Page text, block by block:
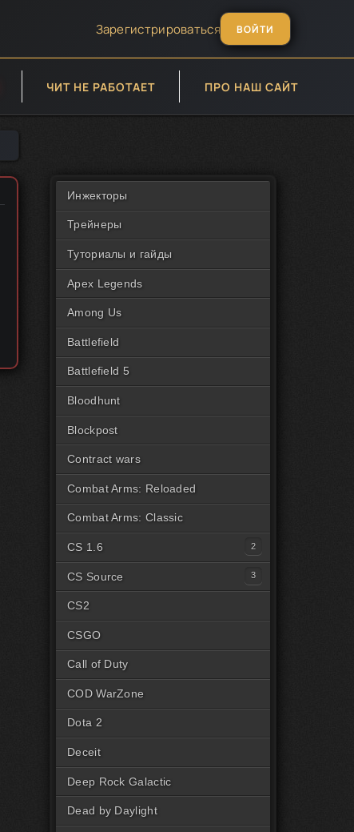
Зарегистрироваться ВОЙТИ
ЧИТ НЕ РАБОТАЕТ ПРО НАШ САЙТ
Инжекторы
Трейнеры
Туториалы и гайды
Apex Legends
Among Us
Battlefield
Battlefield 5
Bloodhunt
Blockpost
Contract wars
Combat Arms: Reloaded
Combat Arms: Classic
CS 1.6
Читы для CS1.6 [Steam]
Читы для CS1.6 [Пиратка]
CS Source
Читы на CSS Steam
Читы на CSS Пиратка
CS2
CSGO
Call of Duty
COD WarZone
Dota 2
Deceit
Deep Rock Galactic
Dead by Daylight